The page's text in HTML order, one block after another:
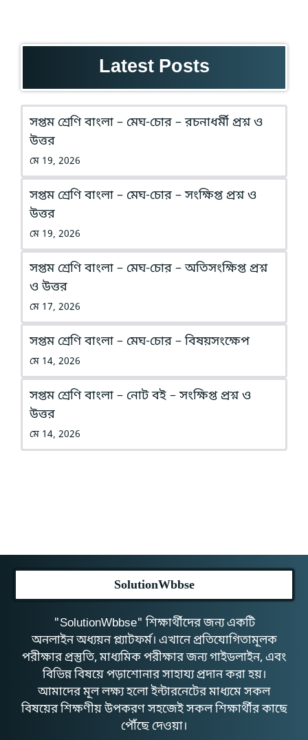
Latest Posts
সপ্তম শ্রেণি বাংলা – মেঘ-চোর – রচনাধর্মী প্রশ্ন ও
উত্তর
মে 19, 2026
সপ্তম শ্রেণি বাংলা – মেঘ-চোর – সংক্ষিপ্ত প্রশ্ন ও
উত্তর
মে 19, 2026
সপ্তম শ্রেণি বাংলা – মেঘ-চোর – অতিসংক্ষিপ্ত প্রশ্ন
ও উত্তর
মে 17, 2026
সপ্তম শ্রেণি বাংলা – মেঘ-চোর – বিষয়সংক্ষেপ
মে 14, 2026
সপ্তম শ্রেণি বাংলা – নোট বই – সংক্ষিপ্ত প্রশ্ন ও
উত্তর
মে 14, 2026
SolutionWbbse
"SolutionWbbse" শিক্ষার্থীদের জন্য একটি
অনলাইন অধ্যয়ন প্ল্যাটফর্ম। এখানে প্রতিযোগিতামূলক
পরীক্ষার প্রস্তুতি, মাধ্যমিক পরীক্ষার জন্য গাইডলাইন, এবং
বিভিন্ন বিষয়ে পড়াশোনার সাহায্য প্রদান করা হয়।
আমাদের মূল লক্ষ্য হলো ইন্টারনেটের মাধ্যমে সকল
বিষয়ের শিক্ষণীয় উপকরণ সহজেই সকল শিক্ষার্থীর কাছে
পৌঁছে দেওয়া।